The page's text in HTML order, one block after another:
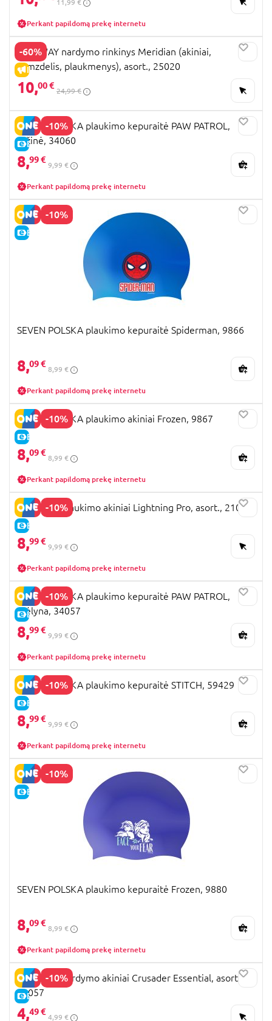
11,99 €
Perkant papildomą prekę internetu
-60%
IŠPARDAVIMAS
BESTWAY nardymo rinkinys Meridian (akiniai,
vamzdelis, plaukmenys), asort., 25020
10,00 €
24,99 €
-10%
E-KAINA
SEVEN POLSKA plaukimo kepuraitė PAW PATROL,
rožinė, 34060
8,99 €
9,99 €
Perkant papildomą prekę internetu
-10%
E-KAINA
SEVEN POLSKA plaukimo kepuraitė Spiderman, 9866
8,09 €
8,99 €
Perkant papildomą prekę internetu
-10%
E-KAINA
SEVEN POLSKA plaukimo akiniai Frozen, 9867
8,09 €
8,99 €
Perkant papildomą prekę internetu
-10%
E-KAINA
BESTWAY plaukimo akiniai Lightning Pro, asort., 21065
8,99 €
9,99 €
Perkant papildomą prekę internetu
-10%
E-KAINA
SEVEN POLSKA plaukimo kepuraitė PAW PATROL,
mėlyna, 34057
8,99 €
9,99 €
Perkant papildomą prekę internetu
-10%
E-KAINA
SEVEN POLSKA plaukimo kepuraitė STITCH, 59429
8,99 €
9,99 €
Perkant papildomą prekę internetu
-10%
E-KAINA
SEVEN POLSKA plaukimo kepuraitė Frozen, 9880
8,09 €
8,99 €
Perkant papildomą prekę internetu
-10%
E-KAINA
BESTWAY nardymo akiniai Crusader Essential, asort.,
22057
4,49 €
4,99 €